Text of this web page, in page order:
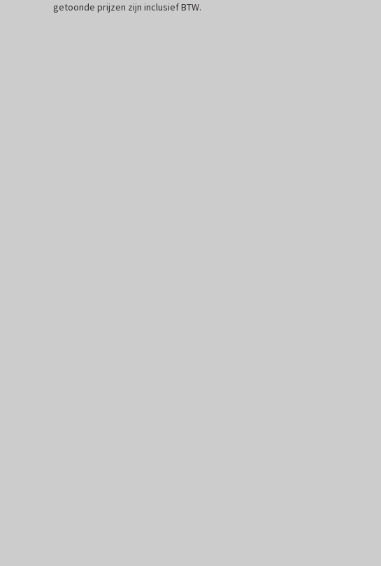
getoonde prijzen zijn inclusief BTW.